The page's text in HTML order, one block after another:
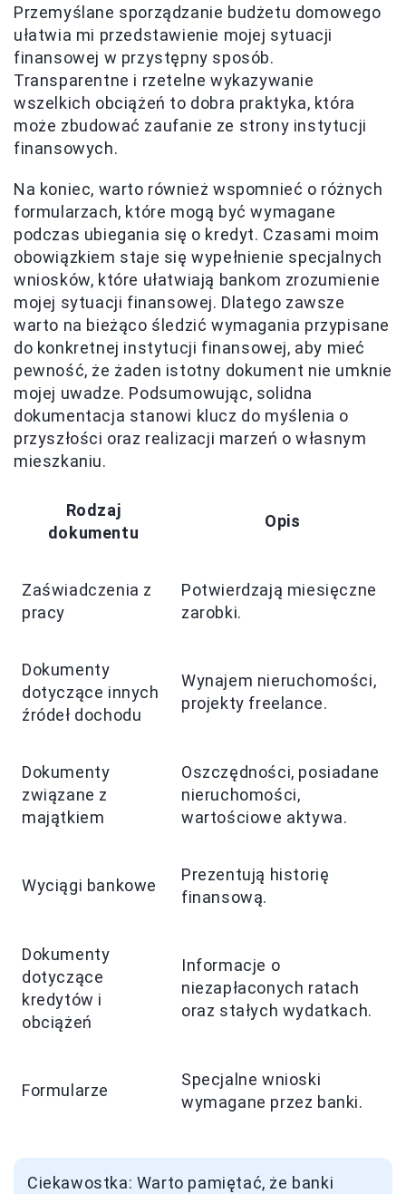
Przemyślane sporządzanie budżetu domowego
ułatwia mi przedstawienie mojej sytuacji
finansowej w przystępny sposób.
Transparentne i rzetelne wykazywanie
wszelkich obciążeń to dobra praktyka, która
może zbudować zaufanie ze strony instytucji
finansowych.
Na koniec, warto również wspomnieć o różnych
formularzach, które mogą być wymagane
podczas ubiegania się o kredyt. Czasami moim
obowiązkiem staje się wypełnienie specjalnych
wniosków, które ułatwiają bankom zrozumienie
mojej sytuacji finansowej. Dlatego zawsze
warto na bieżąco śledzić wymagania przypisane
do konkretnej instytucji finansowej, aby mieć
pewność, że żaden istotny dokument nie umknie
mojej uwadze. Podsumowując, solidna
dokumentacja stanowi klucz do myślenia o
przyszłości oraz realizacji marzeń o własnym
mieszkaniu.
Rodzaj
dokumentu
Opis
Zaświadczenia z
pracy
Potwierdzają miesięczne
zarobki.
Dokumenty
dotyczące innych
źródeł dochodu
Wynajem nieruchomości,
projekty freelance.
Dokumenty
związane z
majątkiem
Oszczędności, posiadane
nieruchomości,
wartościowe aktywa.
Wyciągi bankowe
Prezentują historię
finansową.
Dokumenty
dotyczące
kredytów i
obciążeń
Informacje o
niezapłaconych ratach
oraz stałych wydatkach.
Formularze
Specjalne wnioski
wymagane przez banki.
Ciekawostka: Warto pamiętać, że banki